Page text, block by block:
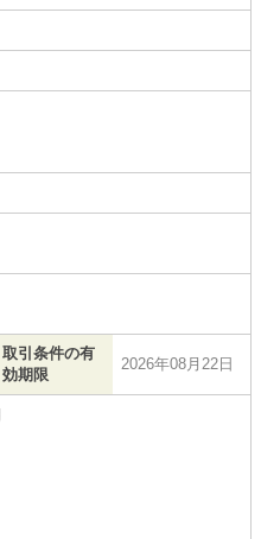
取引条件の有
効期限
2026年08月22日